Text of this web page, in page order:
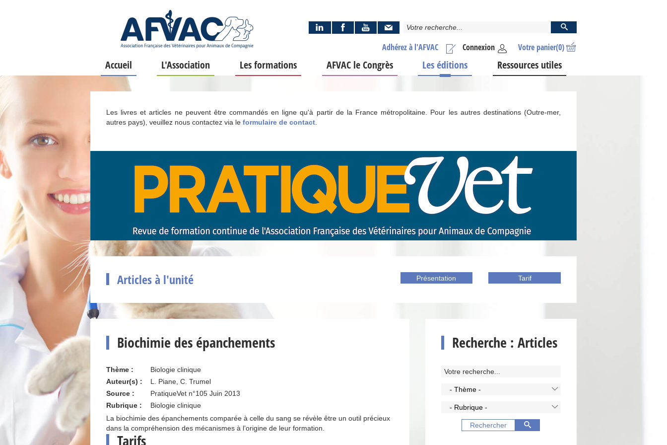
Votre panier(0)
Connexion
Adhérez à l'AFVAC
Accueil L'Association Les formations AFVAC le Congrès Les éditions Ressources utiles
Les livres et articles ne peuvent être commandés en ligne qu'à partir de la France métropolitaine. Pour les autres destinations (Outre-mer,
autres pays), veuillez nous contactez via le formulaire de contact
Articles à l'unité Présentation Tarif
Biochimie des épanchements
Thème :
Biologie clinique
Auteur(s) :
L. Piane, C. Trumel
Source :
PratiqueVet n°105 Juin 2013
Rubrique :
Biologie clinique
La biochimie des épanchements comparée à celle du sang se révèle être un outil précieux
dans la compréhension des mécanismes à l’origine de leur formation.
Tarifs
Recherche : Articles
- Thème -
- Rubrique -
Rechercher